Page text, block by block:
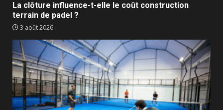
La clôture influence-t-elle le coût construction
terrain de padel ?
3 août 2026